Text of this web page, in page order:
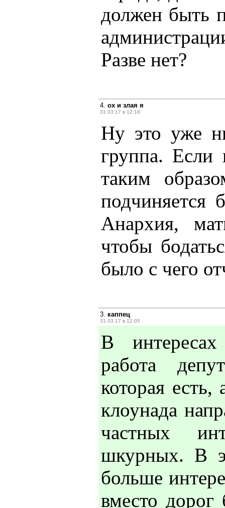
должен быть
Разве нет?
4. ох и злая я
31.03.17 в 12:18
Ну это уже
группа. Если
таким
подчиняется
Анархия,
чтобы
было с чего
3. каппец
31.03.17 в 12:05
В интересах
работа
которая
клоунада
частных
шкурных. В
больше
вместо